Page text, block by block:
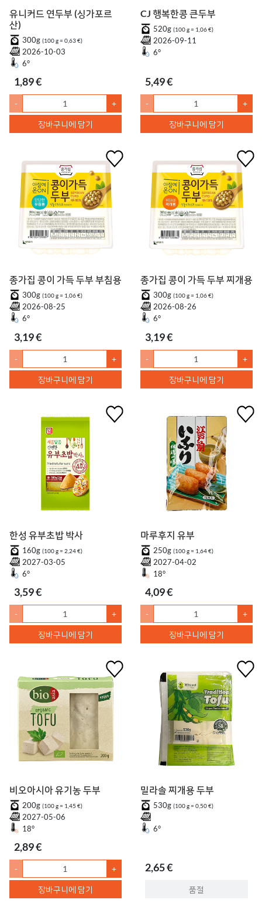
유니커드 연두부 (싱가포르
산)
300g (100 g = 0,63 €)
2026-10-03
6°
1,89 €
- +
장바구니에 담기
CJ 행복한콩 큰두부
520g (100 g = 1,06 €)
2026-09-11
6°
5,49 €
- +
장바구니에 담기
종가집 콩이 가득 두부 부침용
300g (100 g = 1,06 €)
2026-08-25
6°
3,19 €
- +
장바구니에 담기
종가집 콩이 가득 두부 찌개용
300g (100 g = 1,06 €)
2026-08-26
6°
3,19 €
- +
장바구니에 담기
한성 유부초밥 박사
160g (100 g = 2,24 €)
2027-03-05
6°
3,59 €
- +
장바구니에 담기
마루후지 유부
250g (100 g = 1,64 €)
2027-04-02
18°
4,09 €
- +
장바구니에 담기
비오아시아 유기농 두부
200g (100 g = 1,45 €)
2027-05-06
18°
2,89 €
- +
장바구니에 담기
밀라솔 찌개용 두부
530g (100 g = 0,50 €)
6°
2,65 €
품절